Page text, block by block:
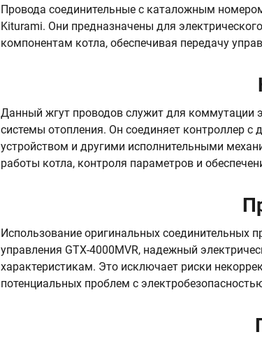
Провода соединительные с каталожным
Kiturami. Они предназначены для
компонентам котла, обеспечивая передачу
Данный жгут проводов служит для коммутации
системы отопления. Он соединяет контроллер
устройством и другими исполнительными
работы котла, контроля параметров и
Использование оригинальных соединительных
управления GTX-4000MVR, надежный
характеристикам. Это исключает риски
потенциальных проблем с